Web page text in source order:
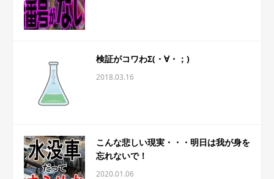
検証がコワわΣ(・∀・；)
2018.03.16
こんな悲しい現実・・・明日は我が身を
忘れないで！
2020.01.06